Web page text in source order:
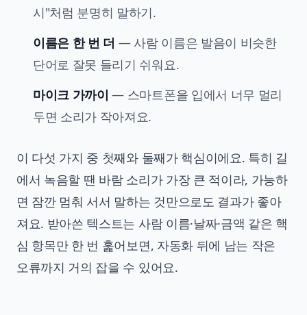
시"처럼 분명히 말하기.
이름은 한 번 더 — 사람 이름은 발음이 비슷한
단어로 잘못 들리기 쉬워요.
마이크 가까이 — 스마트폰을 입에서 너무 멀리
두면 소리가 작아져요.
이 다섯 가지 중 첫째와 둘째가 핵심이에요. 특히 길
에서 녹음할 땐 바람 소리가 가장 큰 적이라, 가능하
면 잠깐 멈춰 서서 말하는 것만으로도 결과가 좋아
져요. 받아쓴 텍스트는 사람 이름·날짜·금액 같은 핵
심 항목만 한 번 훑어보면, 자동화 뒤에 남는 작은
오류까지 거의 잡을 수 있어요.